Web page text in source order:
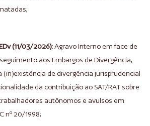
(11/03/2026):Agravo Interno em face de
aos Embargos de Divergência,
(in)existência de divergência jurisprudencial
da contribuição ao SAT/RAT sobre
autônomos e avulsos em
nº 20/1998;